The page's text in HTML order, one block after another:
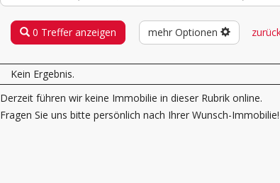
0 Treffer anzeigen mehr Optionen
Kein Ergebnis.
Derzeit führen wir keine Immobilie in dieser Rubrik online.
Fragen Sie uns bitte persönlich nach Ihrer Wunsch-Immobilie!